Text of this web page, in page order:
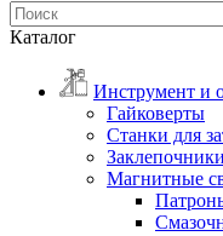
Каталог
Инструмент и
Гайковерты
Станки для
Заклепочники
Магнитные